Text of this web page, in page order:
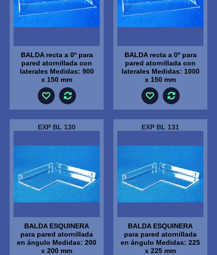
BALDA recta a 0º para
pared atornillada con
laterales Medidas: 900
x 150 mm
BALDA recta a 0º para
pared atornillada con
laterales Medidas: 1000
x 150 mm
EXP BL 130
BALDA ESQUINERA
para pared atornillada
en ángulo Medidas: 200
x 200 mm
EXP BL 131
BALDA ESQUINERA
para pared atornillada
en ángulo Medidas: 225
x 225 mm